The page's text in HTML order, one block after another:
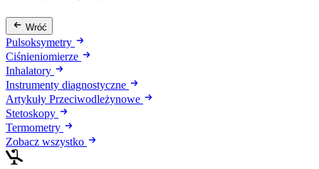
Wróć
Pulsoksymetry
Ciśnieniomierze
Inhalatory
Instrumenty diagnostyczne
Artykuły Przeciwodleżynowe
Stetoskopy
Termometry
Zobacz wszystko